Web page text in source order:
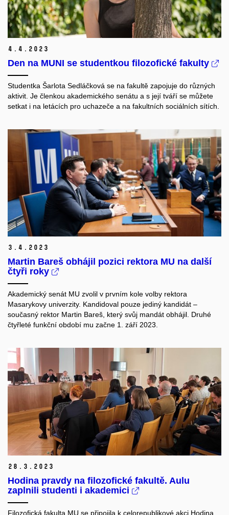
4. 4. 2023
Den na MUNI se studentkou filozofické fakulty
Studentka Šarlota Sedláčková se na fakultě zapojuje do různých
aktivit. Je členkou akademického senátu a s její tváří se můžete
setkat i na letácích pro uchazeče a na fakultních sociálních sítích.
3. 4. 2023
Martin Bareš obhájil pozici rektora MU na další
čtyři roky
Akademický senát MU zvolil v prvním kole volby rektora
Masarykovy univerzity. Kandidoval pouze jediný kandidát –
současný rektor Martin Bareš, který svůj mandát obhájil. Druhé
čtyřleté funkční období mu začne 1. září 2023.
28. 3. 2023
Hodina pravdy na filozofické fakultě. Aulu
zaplnili studenti i akademici
Filozofická fakulta MU se připojila k celorepublikové akci Hodina